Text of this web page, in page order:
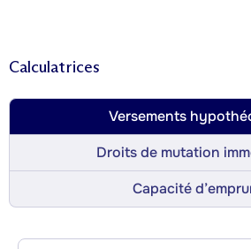
Calculatrices
Versements
Droits de mutation
Capacité